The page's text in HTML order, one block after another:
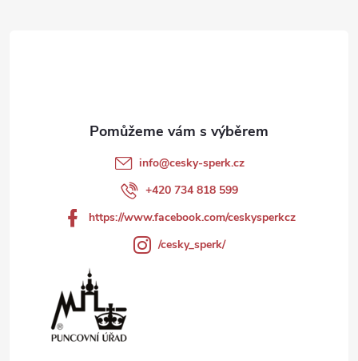
info@cesky-sperk.cz
+420 734 818 599
https://www.facebook.com/ceskysperkcz
/cesky_sperk/